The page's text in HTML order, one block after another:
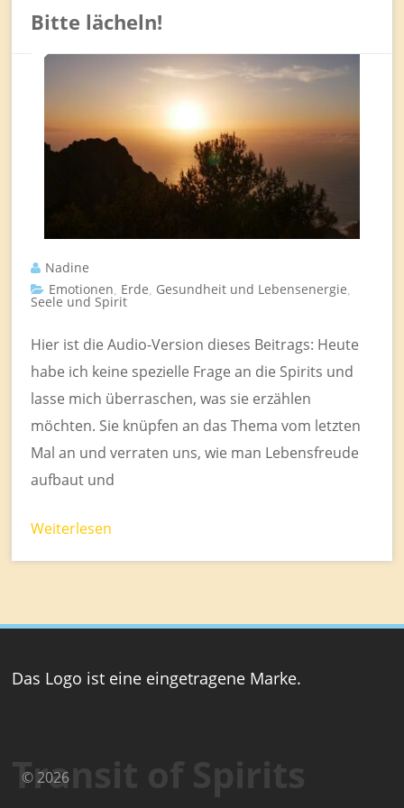
Bitte lächeln!
Nadine
Emotionen Erde Gesundheit und Lebensenergie
Seele und Spirit
Hier ist die Audio-Version dieses Beitrags: Heute
habe ich keine spezielle Frage an die Spirits und
lasse mich überraschen, was sie erzählen
möchten. Sie knüpfen an das Thema vom letzten
Mal an und verraten uns, wie man Lebensfreude
aufbaut und
Weiterlesen
Das Logo ist eine eingetragene Marke.
Transit of Spirits
© 2026